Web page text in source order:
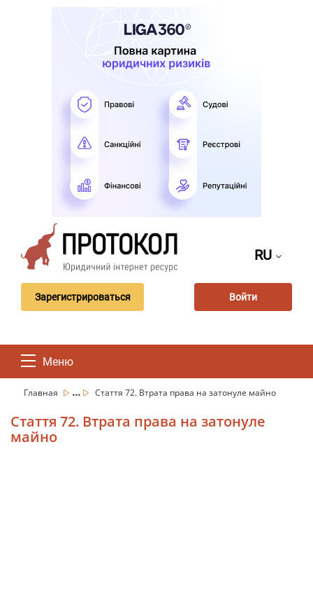
RU
Зарегистрироваться Войти
Меню
Главная ... Стаття 72. Втрата права на затонуле майно
Стаття 72. Втрата права на затонуле
майно